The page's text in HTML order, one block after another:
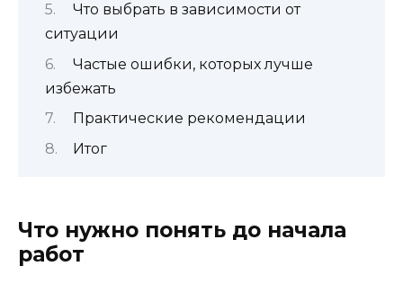
Что выбрать в зависимости от
ситуации
Частые ошибки, которых лучше
избежать
Практические рекомендации
Итог
Что нужно понять до начала
работ